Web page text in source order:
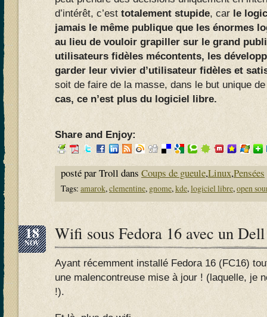
d’intérêt, c’est totalement stupide, car le
jamais le même publique que les énormes
au lieu de vouloir grapiller sur le grand
utilisateurs fidèles mécontents, les
garder leur vivier d’utilisateur fidèles et
soit de faire de la masse, dans le but unique
cas, ce n’est plus du logiciel libre.
Share and Enjoy:
posté par Troll dans Coups de gueule,Linux,Pensées
Tags: amarok,clementine, gnome,kde,logiciel libre,open
18
NOV Wifi sous Fedora 16 avec un
Ayant récemment installé Fedora 16 (FC16)
une malencontreuse mise à jour ! (laquelle, je
!).